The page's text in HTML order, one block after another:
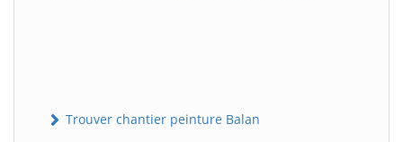
Trouver chantier peinture Balan